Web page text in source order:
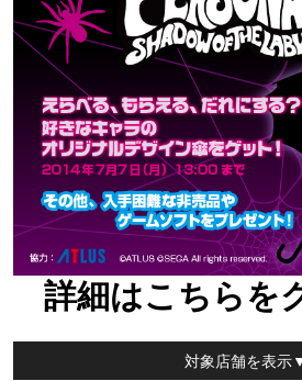
詳細はこちらを
対象店舗を表示